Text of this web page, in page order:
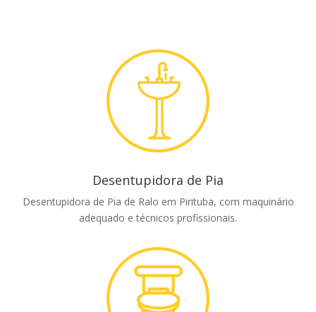
Desentupidora de Pia
Desentupidora de Pia de Ralo em Pirituba, com maquinário
adequado e técnicos profissionais.